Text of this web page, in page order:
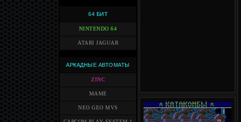
64 БИТ
NINTENDO 64
ATARI JAGUAR
АРКАДНЫЕ АВТОМАТЫ
ZINC
MAME
NEO GEO MVS